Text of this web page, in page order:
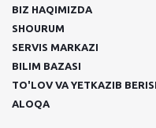
BIZ HAQIMIZDA
SHOURUM
SERVIS MARKAZI
BILIM BAZASI
TO'LOV VA YETKAZIB
ALOQA